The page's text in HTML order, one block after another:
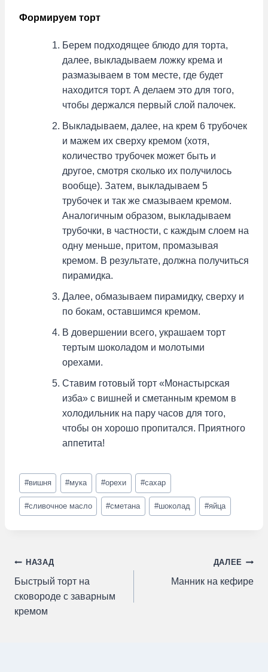
Формируем торт
Берем подходящее блюдо для торта,
далее, выкладываем ложку крема и
размазываем в том месте, где будет
находится торт. А делаем это для того,
чтобы держался первый слой палочек.
Выкладываем, далее, на крем 6 трубочек
и мажем их сверху кремом (хотя,
количество трубочек может быть и
другое, смотря сколько их получилось
вообще). Затем, выкладываем 5
трубочек и так же смазываем кремом.
Аналогичным образом, выкладываем
трубочки, в частности, с каждым слоем на
одну меньше, притом, промазывая
кремом. В результате, должна получиться
пирамидка.
Далее, обмазываем пирамидку, сверху и
по бокам, оставшимся кремом.
В довершении всего, украшаем торт
тертым шоколадом и молотыми
орехами.
Ставим готовый торт «Монастырская
изба» с вишней и сметанным кремом в
холодильник на пару часов для того,
чтобы он хорошо пропитался. Приятного
аппетита!
Метки
записи:
#вишня #мука #орехи #сахар
#сливочное масло #сметана #шоколад #яйца
Навигация
по
записям
НАЗАД
Быстрый торт на
сковороде с заварным
кремом
ДАЛЕЕ
Манник на кефире